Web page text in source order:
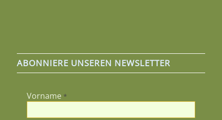
ABONNIERE UNSEREN NEWSLETTER
Vorname *